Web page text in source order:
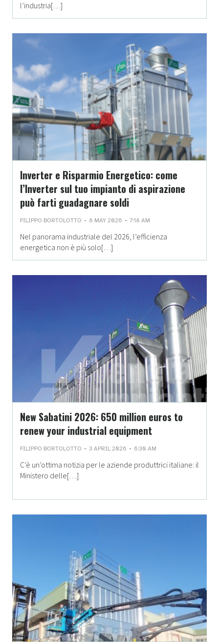
l’industria[…]
Inverter e Risparmio Energetico: come
l’Inverter sul tuo impianto di aspirazione
può farti guadagnare soldi
FILIPPO BORTOLOTTO - 8 MAY 2026 - 7:18 AM
Nel panorama industriale del 2026, l’efficienza
energetica non è più solo[…]
New Sabatini 2026: 650 million euros to
renew your industrial equipment
FILIPPO BORTOLOTTO - 3 APRIL 2026 - 6:30 AM
C’è un’ottima notizia per le aziende produttrici italiane: il
Ministero delle[…]